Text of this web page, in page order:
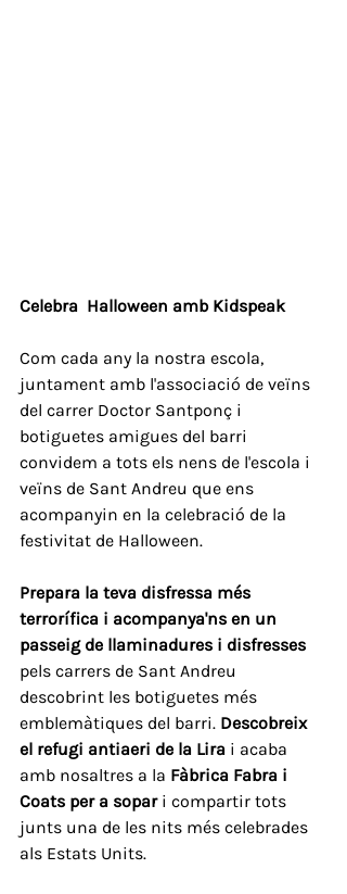
Celebra  Halloween amb Kidspeak
Com cada any la nostra escola,
juntament amb l'associació de veïns
del carrer Doctor Santponç i
botiguetes amigues del barri
convidem a tots els nens de l'escola i
veïns de Sant Andreu que ens
acompanyin en la celebració de la
festivitat de Halloween.
Prepara la teva disfressa més
terrorífica i acompanya'ns en un
passeig de llaminadures i disfresses
pels carrers de Sant Andreu
descobrint les botiguetes més
emblemàtiques del barri. Descobreix
el refugi antiaeri de la Lira i acaba
amb nosaltres a la Fàbrica Fabra i
Coats per a sopar i compartir tots
junts una de les nits més celebrades
als Estats Units.